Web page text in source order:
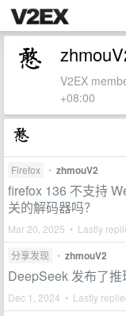
V2EX
+08:00
Firefox • zhmouV2
firefox 136 不支持
关的解码器吗？
Mar 20, 2025 • Lastly
分享发现 • zhmouV2
DeepSeek 发布了
Dec 1, 2024 • Lastly